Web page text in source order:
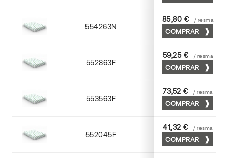
554263N 63 x 88
85,80 € / resma
COMPRAR
552863F 63 x 88
59,25 € / resma
COMPRAR
553563F 63 x 88
73,52 € / resma
COMPRAR
552045F 45 x 64
41,32 € / resma
COMPRAR